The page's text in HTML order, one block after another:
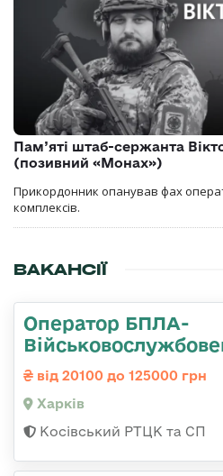
Пам’яті штаб-сержанта
(позивний «Монах»)
Прикордонник опанував фах
комплексів.
ВАКАНСІЇ
Оператор БПЛА-
від 20100 до 125000 грн
Харків
Косівський РТЦК та СП